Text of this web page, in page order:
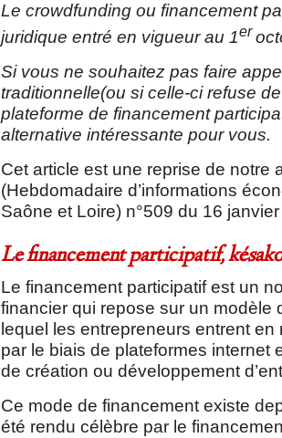
Le crowdfunding ou financement
juridique entré en vigueur au 1er
Si vous ne souhaitez pas faire
traditionnelle(ou si celle-ci refuse
plateforme de financement
alternative intéressante pour vous.
Cet article est une reprise de notre
(Hebdomadaire d’informations
Saône et Loire) n°509 du 16
Le financement participatif,
Le financement participatif est un
financier qui repose sur un modèle
lequel les entrepreneurs entrent
par le biais de plateformes internet
de création ou développement
Ce mode de financement existe
été rendu célèbre par le